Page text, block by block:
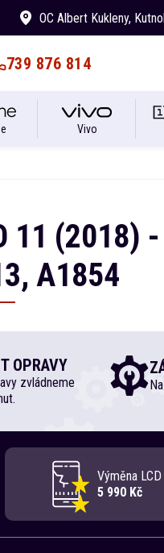
OC Albert Kukleny,
739 876 814
Vivo
11 (2018)
A1854
OPRAVY
zvládneme
Výměna LCD
5 990 Kč